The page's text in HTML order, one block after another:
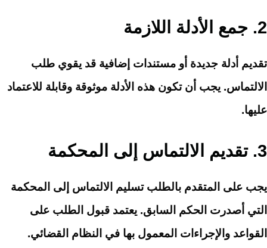
2. جمع الأدلة اللازمة
تقديم أدلة جديدة أو مستندات إضافية قد يقوي طلب
الالتماس. يجب أن تكون هذه الأدلة موثوقة وقابلة للاعتماد
عليها.
3. تقديم الالتماس إلى المحكمة
يجب على المتقدم بالطلب تسليم الالتماس إلى المحكمة
التي أصدرت الحكم السابق. يعتمد قبول الطلب على
القواعد والإجراءات المعمول بها في النظام القضائي.